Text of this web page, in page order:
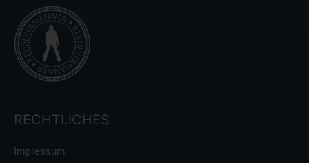
RECHTLICHES
Impressum